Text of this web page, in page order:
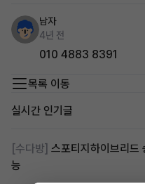
남자
4년 전
010 4883 8391
목록 이동
실시간 인기글
[수다방] 스포티지하이브리드
능